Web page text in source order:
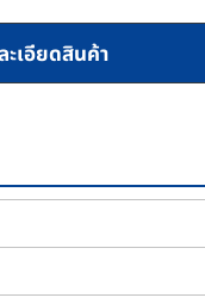
ะเอียดสินค้า